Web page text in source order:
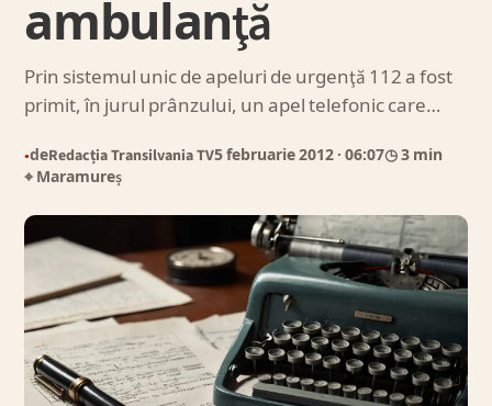
ambulanţă
Prin sistemul unic de apeluri de urgenţă 112 a fost
primit, în jurul prânzului, un apel telefonic care…
●deRedacția Transilvania TV5 februarie 2012 · 06:07◷ 3 min
⌖ Maramureș